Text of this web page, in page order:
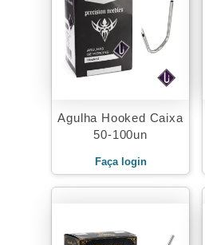
Agulha Hooked Caixa
50-100un
Faça login